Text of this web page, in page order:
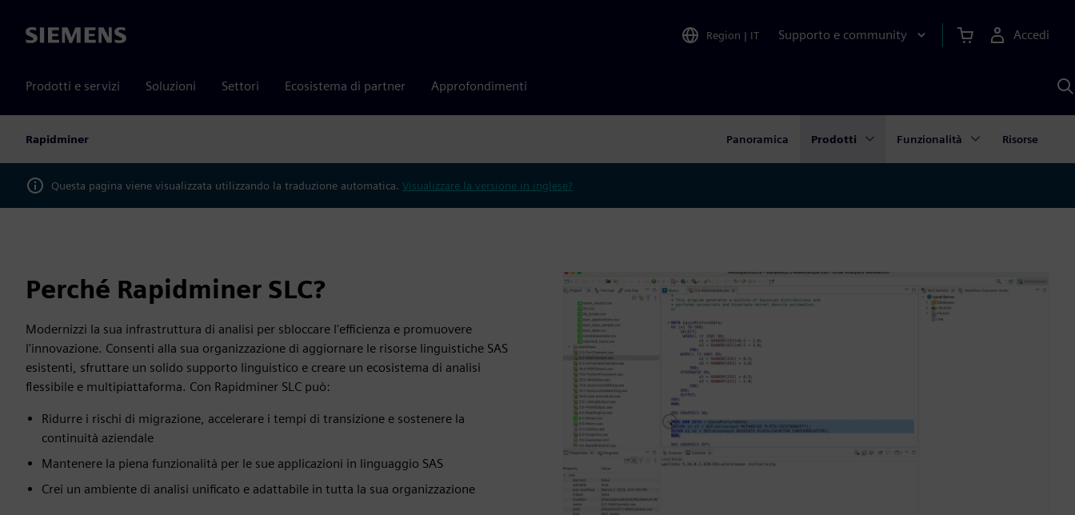
Siemens Region | IT Supporto e community Accedi
Prodotti e servizi Soluzioni Settori Ecosistema di partner Approfondimenti
Rapidminer Panoramica Prodotti Funzionalità Risorse
Questa pagina viene visualizzata utilizzando la traduzione automatica. Visualizzare la versione in inglese?
Perché Rapidminer SLC?
Modernizzi la sua infrastruttura di analisi per sbloccare l'efficienza e promuovere
l'innovazione. Consenti alla sua organizzazione di aggiornare le risorse linguistiche SAS
esistenti, sfruttare un solido supporto linguistico e creare un ecosistema di analisi
flessibile e multipiattaforma. Con Rapidminer SLC può:
Ridurre i rischi di migrazione, accelerare i tempi di transizione e sostenere la
continuità aziendale
Mantenere la piena funzionalità per le sue applicazioni in linguaggio SAS
Crei un ambiente di analisi unificato e adattabile in tutta la sua organizzazione